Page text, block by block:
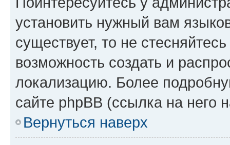
установить нужный вам
существует, то не
возможность создать и
локализацию. Более
сайте phpBB (ссылка на него
Вернуться наверх